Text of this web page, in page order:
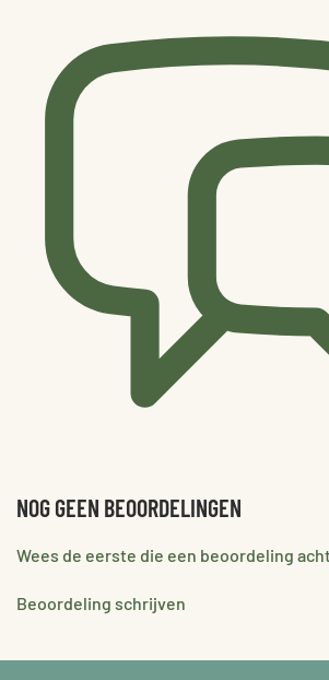
NOG GEEN BEOORDELINGEN
Wees de eerste die een beoordeling
Beoordeling schrijven